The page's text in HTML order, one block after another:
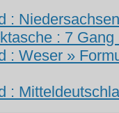
:
: 7
: Weser »
: